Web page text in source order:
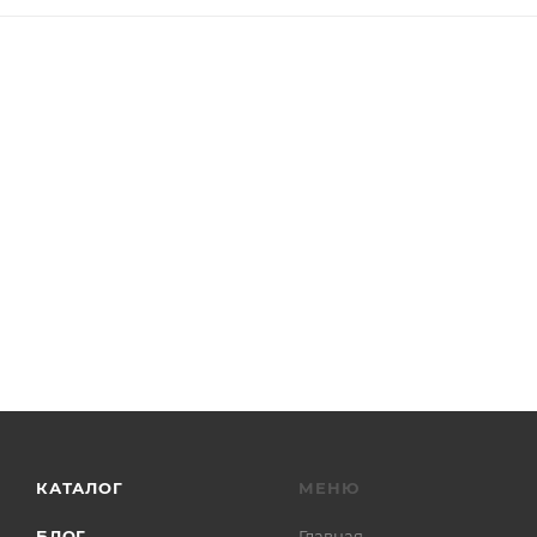
КАТАЛОГ МЕНЮ